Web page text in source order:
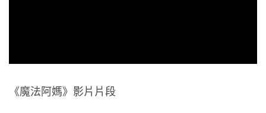
《魔法阿媽》影片片段